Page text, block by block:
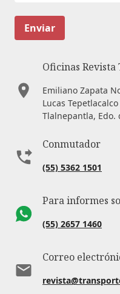
Enviar
Oficinas
Emiliano Zapata
Lucas Tepetlacalco
Tlalnepantla, Edo.
Conmutador
(55) 5362 1501
Para informes
(55) 2657 1460
Correo